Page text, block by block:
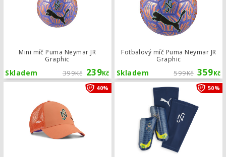
Mini míč Puma Neymar JR
Graphic
399Kč 239Kč
Skladem
Fotbalový míč Puma Neymar JR
Graphic
599Kč 359Kč
Skladem
40% Kšiltovka Puma Neymar Jr Trucker
50%